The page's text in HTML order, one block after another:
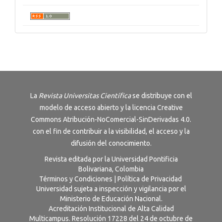
La Revista Universitas Científicase distribuye con el
modelo de acceso abierto y la licencia Creative
Commons Atribución-NoComercial-SinDerivadas 4.0.
con el fin de contribuir a la visibilidad, el acceso y la
difusión del conocimiento.
Revista editada por la Universidad Pontificia
Bolivariana, Colombia
Términos y Condiciones
Política de Privacidad
Universidad sujeta a inspección y vigilancia por el
Ministerio de Educación Nacional.
Acreditación Institucional de Alta Calidad
Multicampus. Resolución 17228 del 24 de octubre de